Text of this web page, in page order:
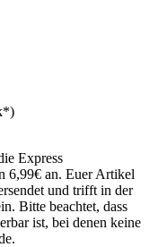
Express
6,99€ an. Euer Artikel
und trifft in der
Bitte beachtet, dass
ist, bei denen keine